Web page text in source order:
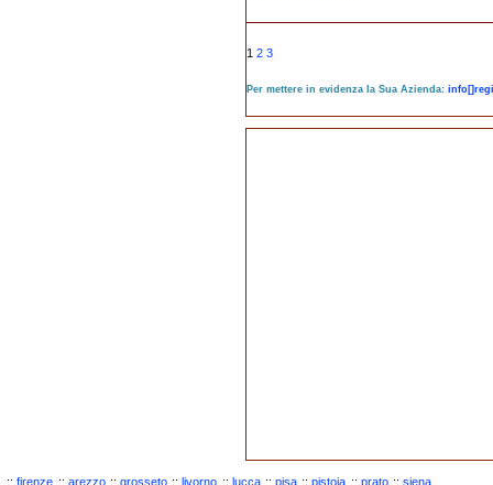
1 2 3
Per mettere in evidenza la Sua Azienda:
:: firenze :: arezzo :: grosseto :: livorno :: lucca :: pisa :: pistoia :: prato :: siena